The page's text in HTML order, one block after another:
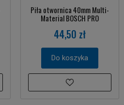
Piła otwornica 40mm Multi-
Material BOSCH PRO
44,50 zł
Do koszyka